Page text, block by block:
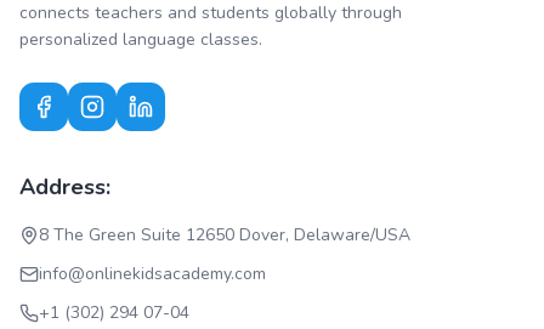
connects teachers and students globally through
personalized language classes.
Address:
8 The Green Suite 12650 Dover, Delaware/USA
info@onlinekidsacademy.com
+1 (302) 294 07-04